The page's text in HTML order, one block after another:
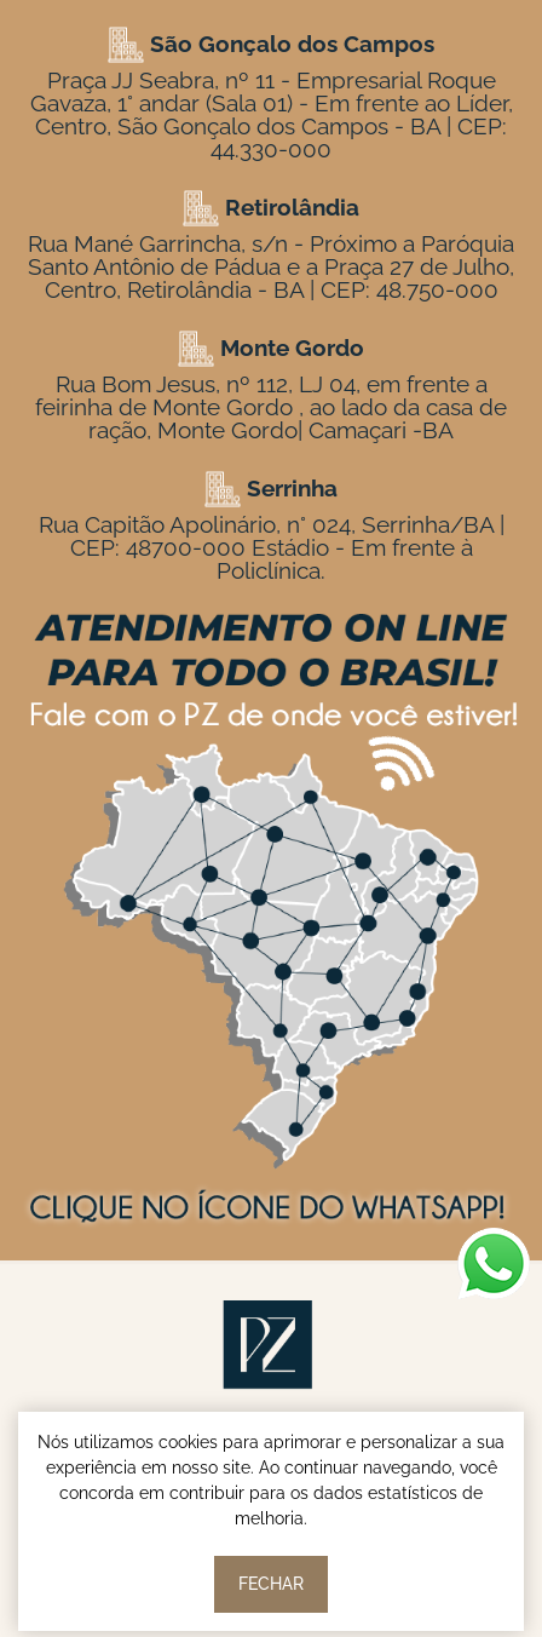
São Gonçalo dos Campos
Praça JJ Seabra, nº 11 - Empresarial Roque
Gavaza, 1° andar (Sala 01) - Em frente ao Líder,
Centro, São Gonçalo dos Campos - BA | CEP:
44.330-000
Retirolândia
Rua Mané Garrincha, s/n - Próximo a Paróquia
Santo Antônio de Pádua e a Praça 27 de Julho,
Centro, Retirolândia - BA | CEP: 48.750-000
Monte Gordo
Rua Bom Jesus, nº 112, LJ 04, em frente a
feirinha de Monte Gordo , ao lado da casa de
ração, Monte Gordo| Camaçari -BA
Serrinha
Rua Capitão Apolinário, n° 024, Serrinha/BA |
CEP: 48700-000 Estádio - Em frente à
Policlínica.
Nós utilizamos cookies para aprimorar e personalizar a sua
experiência em nosso site. Ao continuar navegando, você
concorda em contribuir para os dados estatísticos de
melhoria.
FECHAR